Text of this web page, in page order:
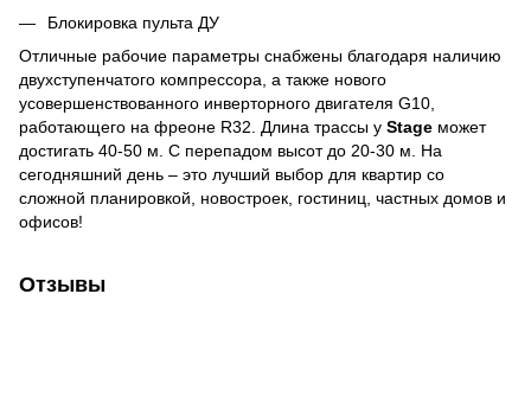
Блокировка пульта ДУ
Отличные рабочие параметры снабжены благодаря наличию
двухступенчатого компрессора, а также нового
усовершенствованного инверторного двигателя G10,
работающего на фреоне R32. Длина трассы у Stage может
достигать 40-50 м. С перепадом высот до 20-30 м. На
сегодняшний день – это лучший выбор для квартир со
сложной планировкой, новостроек, гостиниц, частных домов и
офисов!
Отзывы